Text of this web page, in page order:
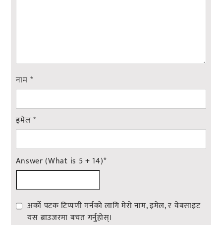
नाम *
इमेल*
Answer (What is 5 + 14)*
अर्को पटक टिप्पणी गर्नको लागि मेरो नाम, इमेल, र वेबसाइट
यस ब्राउजरमा बचत गर्नुहोस्।